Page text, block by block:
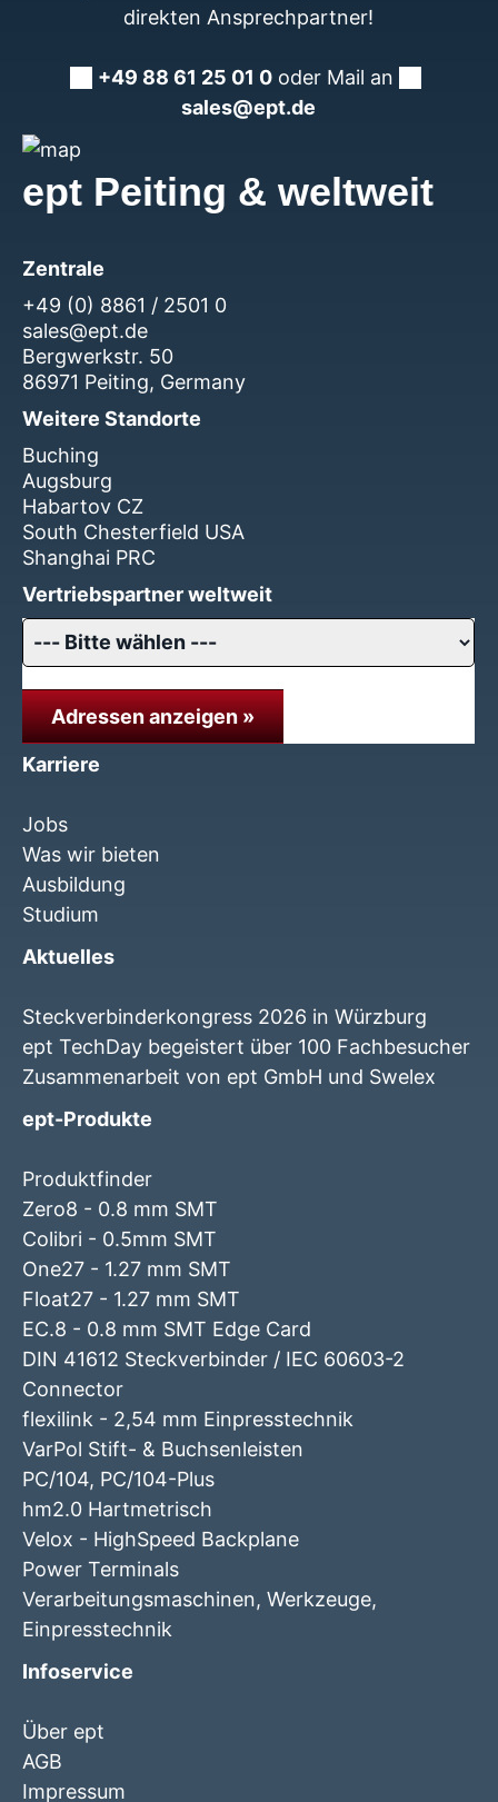
direkten Ansprechpartner!
+49 88 61 25 01 0 oder Mail an
sales@ept.de
ept Peiting & weltweit
Zentrale
+49 (0) 8861 / 2501 0
sales@ept.de
Bergwerkstr. 50
86971 Peiting, Germany
Weitere Standorte
Buching
Augsburg
Habartov CZ
South Chesterfield USA
Shanghai PRC
Vertriebspartner weltweit
Adressen anzeigen »
Karriere
Jobs
Was wir bieten
Ausbildung
Studium
Aktuelles
Steckverbinderkongress 2026 in Würzburg
ept TechDay begeistert über 100 Fachbesucher
Zusammenarbeit von ept GmbH und Swelex
ept-Produkte
Produktfinder
Zero8 - 0.8 mm SMT
Colibri - 0.5mm SMT
One27 - 1.27 mm SMT
Float27 - 1.27 mm SMT
EC.8 - 0.8 mm SMT Edge Card
DIN 41612 Steckverbinder / IEC 60603-2
Connector
flexilink - 2,54 mm Einpresstechnik
VarPol Stift- & Buchsenleisten
PC/104, PC/104-Plus
hm2.0 Hartmetrisch
Velox - HighSpeed Backplane
Power Terminals
Verarbeitungsmaschinen, Werkzeuge,
Einpresstechnik
Infoservice
Über ept
AGB
Impressum